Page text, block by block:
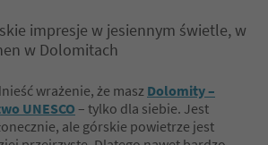
impresje w jesiennym świetle, w
w Dolomitach
wrażenie, że masz Dolomity –
UNESCO – tylko dla siebie. Jest
ale górskie powietrze jest